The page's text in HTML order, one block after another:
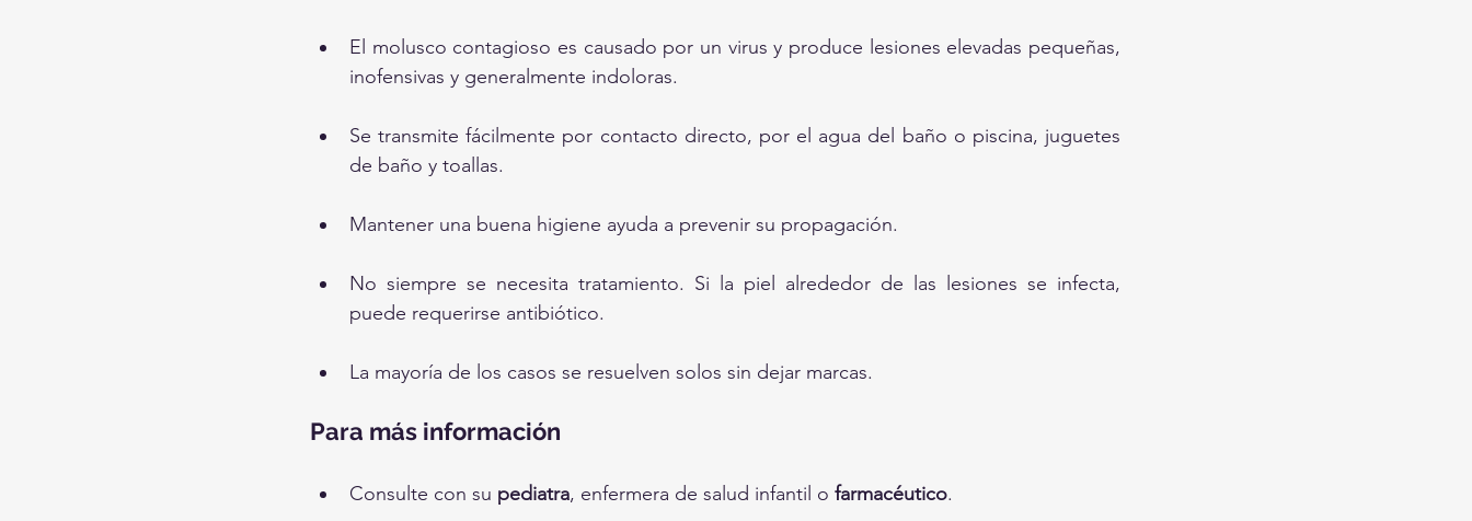
El molusco contagioso es causado por un virus y produce lesiones elevadas pequeñas,
inofensivas y generalmente indoloras.
Se transmite fácilmente por contacto directo, por el agua del baño o piscina, juguetes
de baño y toallas.
Mantener una buena higiene ayuda a prevenir su propagación.
No siempre se necesita tratamiento. Si la piel alrededor de las lesiones se infecta,
puede requerirse antibiótico.
La mayoría de los casos se resuelven solos sin dejar marcas.
Para más información
Consulte con su pediatra, enfermera de salud infantil o farmacéutico.